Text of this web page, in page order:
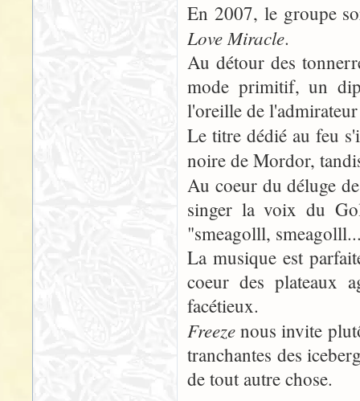
En 2007, le groupe
Love Miracle.
Au détour des
mode primitif, un
l'oreille de
Le titre dédié au feu
noire de Mordor,
Au coeur du déluge
singer la voix du
"smeagolll,
La musique est
coeur des plateaux
facétieux.
Freezenous invite
tranchantes des
de tout autre chose.